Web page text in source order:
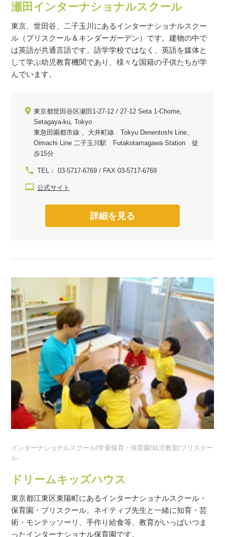
瀬田インターナショナルスクール
東京、世田谷、二子玉川にあるインターナショナルスクー
ル（プリスクール＆キンダーガーデン）です。建物の中で
は英語が共通言語です。語学学校ではなく、英語を媒体と
して学ぶ幼児教育機関であり、様々な国籍の子供たちが学
んでいます。
東京都世田谷区瀬田1-27-12 / 27-12 Seta 1-Chome,
Setagaya-ku, Tokyo
東急田園都市線 、大井町線 Tokyu Denentoshi Line、
Oimachi Line 二子玉川駅 Futakotamagawa Station 徒
歩15分
TEL： 03-5717-6769 / FAX 03-5717-6769
公式サイト
詳細を見る
インターナショナルスクール/学童保育・保育園/幼児教室/プリスクー
ル
ドリームキッズハウス
東京都江東区東陽町にあるインターナショナルスクール・
保育園・プリスクール。ネイティブ先生と一緒に知育・芸
術・モンテッソーリ、手作り給食等、教育がいっぱいつま
ったインターナショナル保育園です。